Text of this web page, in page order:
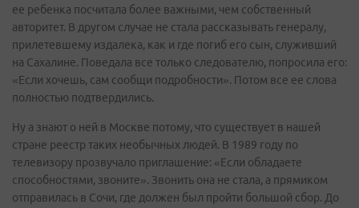
ее ребенка посчитала более важными, чем собственный
авторитет. В другом случае не стала рассказывать генералу,
прилетевшему издалека, как и где погиб его сын, служивший
на Сахалине. Поведала все только следователю, попросила его:
«Если хочешь, сам сообщи подробности». Потом все ее слова
полностью подтвердились.
Ну а знают о ней в Москве потому, что существует в нашей
стране реестр таких необычных людей. В 1989 году по
телевизору прозвучало приглашение: «Если обладаете
способностями, звоните». Звонить она не стала, а прямиком
отправилась в Сочи, где должен был пройти большой сбор. До